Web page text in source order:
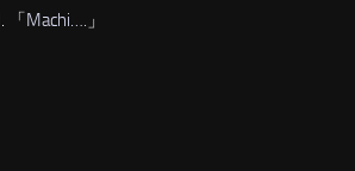
「Machi…. 」